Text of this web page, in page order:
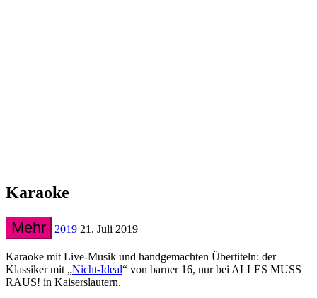
Karaoke
Mehr 2019 21. Juli 2019
Karaoke mit Live-Musik und handgemachten Übertiteln: der
Klassiker mit „Nicht-Ideal“ von barner 16, nur bei ALLES MUSS
RAUS! in Kaiserslautern.